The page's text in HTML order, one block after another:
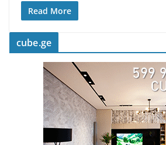
Read More
cube.ge